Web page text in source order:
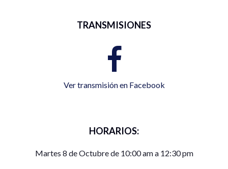
TRANSMISIONES
Ver transmisión en Facebook
HORARIOS:
Martes 8 de Octubre de 10:00 am a 12:30 pm